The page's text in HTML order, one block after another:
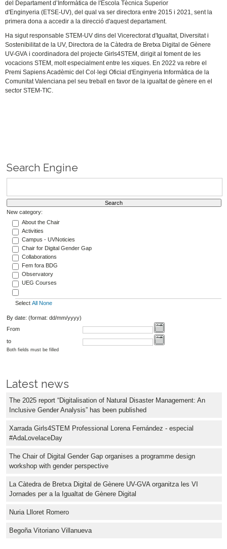
del Departament d’Informàtica de l'Escola Tècnica Superior
d'Enginyeria (ETSE-UV), del qual va ser directora entre 2015 i 2021, sent la
primera dona a accedir a la direcció d'aquest departament.
Ha sigut responsable STEM-UV dins del Vicerectorat d'Igualtat, Diversitat i
Sostenibilitat de la UV, Directora de la Càtedra de Bretxa Digital de Gènere
UV-GVA i coordinadora del projecte Girls4STEM, dirigit al foment de les
vocacions STEM, molt especialment entre les xiques. En 2022 va rebre el
Premi Sapiens Acadèmic del Col·legi Oficial d'Enginyeria Informàtica de la
Comunitat Valenciana pel seu treball en favor de la igualtat de gènere en el
sector STEM-TIC.
Search Engine
New category:
About the Chair
Activities
Campus - UVNoticies
Chair for Digital Gender Gap
Collaborations
Fem fora BDG
Observatory
UEG Courses
Select All None
By date: (format: dd/mm/yyyy)
From
to
Both fields must be filled
Latest news
The 2025 report “Digitalisation of Natural Disaster Management: An
Inclusive Gender Analysis” has been published
Xarrada Girls4STEM Professional Lorena Fernández - especial
#AdaLovelaceDay
The Chair of Digital Gender Gap organises a programme design
workshop with gender perspective
La Càtedra de Bretxa Digital de Gènere UV-GVA organitza les VI
Jornades per a la Igualtat de Gènere Digital
Nuria Llloret Romero
Begoña Vitoriano Villanueva